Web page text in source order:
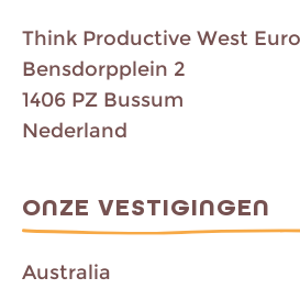
Think Productive West
Bensdorpplein 2
1406 PZ Bussum
Nederland
ONZE VESTIGINGEN
Australia